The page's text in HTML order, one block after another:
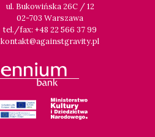
ul. Bukowińska 26C / 12
02-703 Warszawa
tel./fax: +48 22 566 37 99
kontakt@againstgravity.pl